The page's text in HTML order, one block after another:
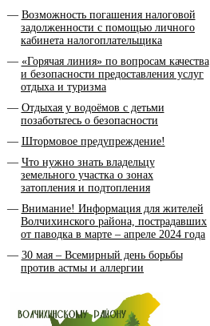
Возможность погашения налоговой
задолженности с помощью личного
кабинета налогоплательщика
«Горячая линия» по вопросам качества
и безопасности предоставления услуг
отдыха и туризма
Отдыхая у водоёмов с детьми
позаботьтесь о безопасности
Штормовое предупреждение!
Что нужно знать владельцу
земельного участка о зонах
затопления и подтопления
Внимание! Информация для жителей
Волчихинского района, пострадавших
от паводка в марте – апреле 2024 года
30 мая – Всемирный день борьбы
против астмы и аллергии